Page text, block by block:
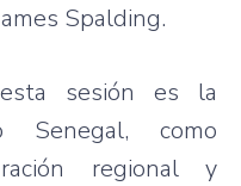
Spalding.
sesión es la
Senegal, como
regional y